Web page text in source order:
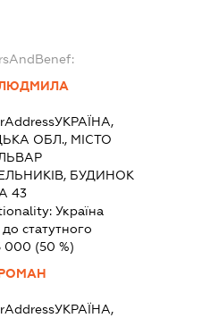
УКРАЇНА,
ОБЛ., МІСТО
БУДИНОК
43
Україна
статутного
000 (50 %)
УКРАЇНА,